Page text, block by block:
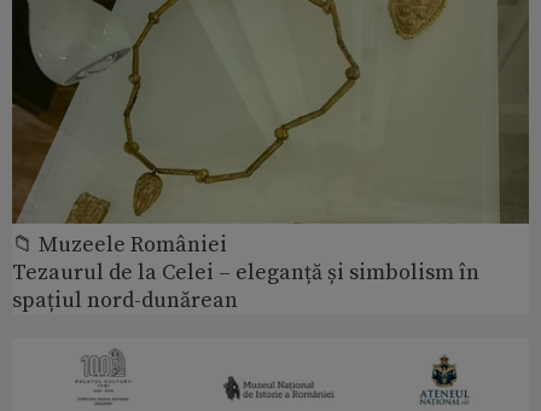
📁 Muzeele României
Tezaurul de la Celei – eleganță și simbolism în
spațiul nord-dunărean